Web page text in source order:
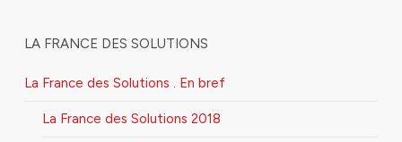
LA FRANCE DES SOLUTIONS
La France des Solutions . En bref
La France des Solutions 2018